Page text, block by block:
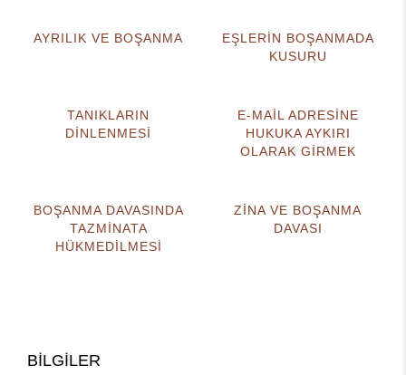
AYRILIK VE BOŞANMA
EŞLERİN BOŞANMADA
KUSURU
TANIKLARIN
DİNLENMESİ
E-MAİL ADRESİNE
HUKUKA AYKIRI
OLARAK GİRMEK
BOŞANMA DAVASINDA
TAZMİNATA
HÜKMEDİLMESİ
ZİNA VE BOŞANMA
DAVASI
BİLGİLER